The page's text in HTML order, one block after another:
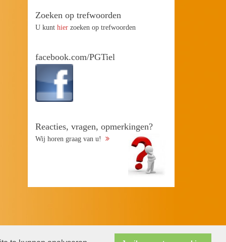
Zoeken op trefwoorden
U kunthier zoeken op trefwoorden
facebook.com/PGTiel
Reacties, vragen, opmerkingen?
Wij horen graag van u!